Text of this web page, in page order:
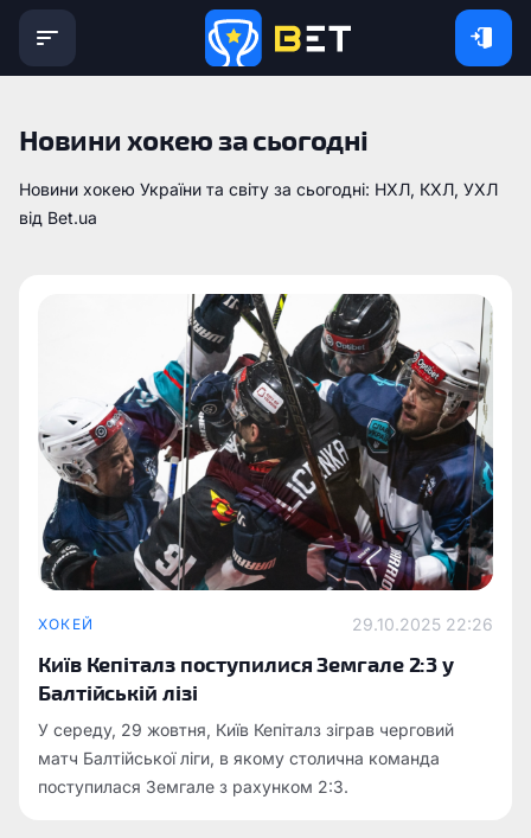
Новини хокею за сьогодні
Новини хокею України та світу за сьогодні: НХЛ, КХЛ, УХЛ
від Bet.ua
ХОКЕЙ 29.10.2025 22:26
Київ Кепіталз поступилися Земгале 2:3 у
Балтійській лізі
У середу, 29 жовтня, Київ Кепіталз зіграв черговий
матч Балтійської ліги, в якому столична команда
поступилася Земгале з рахунком 2:3.